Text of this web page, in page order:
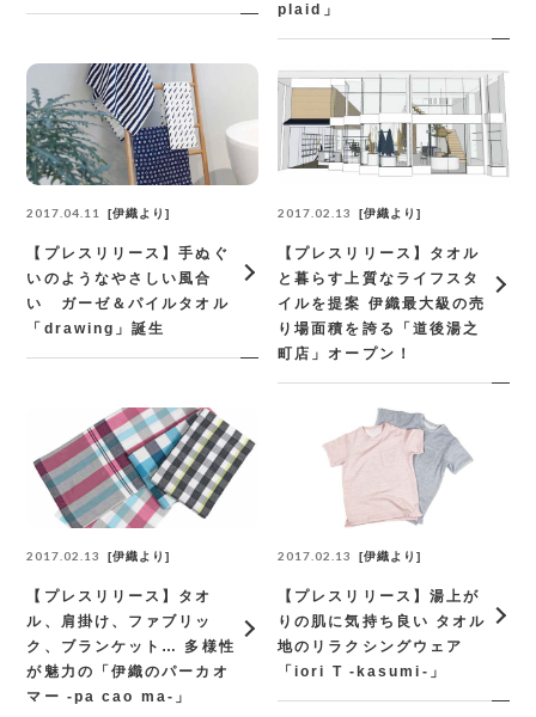
plaid」
2017.04.11 伊織より
【プレスリリース】手ぬぐ
いのようなやさしい風合
い ガーゼ＆パイルタオル
「drawing」誕生
2017.02.13 伊織より
【プレスリリース】タオル
と暮らす上質なライフスタ
イルを提案 伊織最大級の売
り場面積を誇る「道後湯之
町店」オープン！
2017.02.13 伊織より
【プレスリリース】タオ
ル、肩掛け、ファブリッ
ク、ブランケット… 多様性
が魅力の「伊織のパーカオ
マー -pa cao ma-」
2017.02.13 伊織より
【プレスリリース】湯上が
りの肌に気持ち良い タオル
地のリラクシングウェア
「iori T -kasumi-」